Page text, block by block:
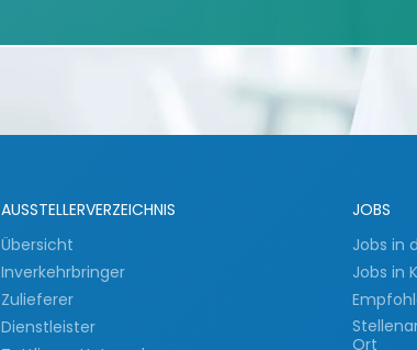
AUSSTELLERVERZEICHNIS
Übersicht
Inverkehrbringer
Zulieferer
Dienstleister
JOBS
Jobs in
Jobs in
Ort